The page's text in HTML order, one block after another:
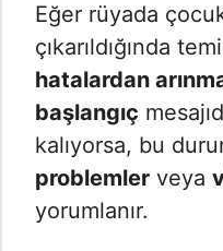
Eğer rüyada
çıkarıldığında
hatalardan
başlangıç
kalıyorsa, bu
problemler veya
yorumlanır.